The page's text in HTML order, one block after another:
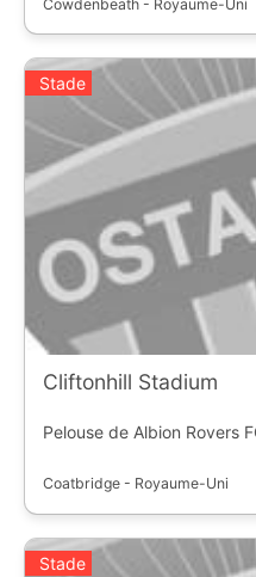
Cowdenbeath - Royaume-Uni
Stade
Cliftonhill Stadium
Pelouse de Albion Rovers
Coatbridge - Royaume-Uni
Stade